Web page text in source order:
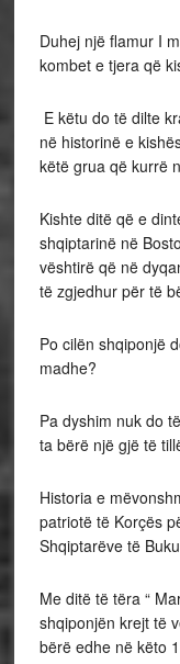
Duhej një flamur I
kombet e tjera që
E këtu do të dilte
në historinë e
këtë grua që kurrë
Kishte ditë që e
shqiptarinë në
vështirë që në
të zgjedhur për të
Po cilën shqiponjë
madhe?
Pa dyshim nuk do
ta bërë një gjë të
Historia e
patriotë të Korçës
Shqiptarëve të
Me ditë të tëra “
shqiponjën krejt të
bërë edhe në këto